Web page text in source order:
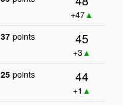
+47▲
37 points 45
+3 ▲
25 points 44
+1 ▲